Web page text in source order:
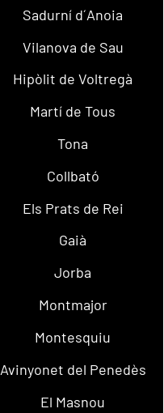
Sadurní d´Anoia
Vilanova de Sau
Hipòlit de Voltregà
Martí de Tous
Tona
Collbató
Els Prats de Rei
Gaià
Jorba
Montmajor
Montesquiu
Avinyonet del Penedès
El Masnou